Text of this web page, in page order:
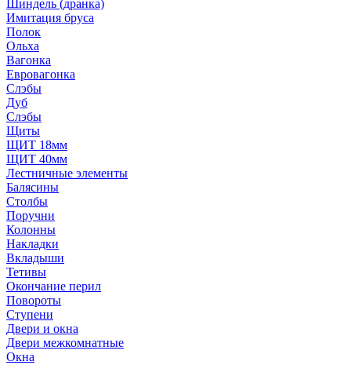
Шиндель (дранка)
Имитация бруса
Полок
Ольха
Вагонка
Евровагонка
Слэбы
Дуб
Слэбы
Щиты
ЩИТ 18мм
ЩИТ 40мм
Лестничные элементы
Балясины
Столбы
Поручни
Колонны
Накладки
Вкладыши
Тетивы
Окончание перил
Повороты
Ступени
Двери и окна
Двери межкомнатные
Окна